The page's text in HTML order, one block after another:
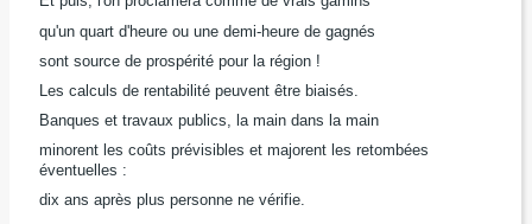
qu'un quart d'heure ou une demi-heure de gagnés
sont source de prospérité pour la région !
Les calculs de rentabilité peuvent être biaisés.
Banques et travaux publics, la main dans la main
minorent les coûts prévisibles et majorent les retombées
éventuelles :
dix ans après plus personne ne vérifie.